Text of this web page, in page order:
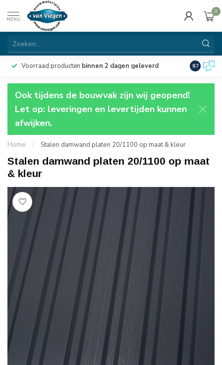
MENU
0
Voorraad producten binnen 2 dagen geleverd 8.7
Ook tijdens de bouwvak zijn wij geopend!
Let op: leveringen en levertijden kunnen
afwijken.
Home / Stalen damwand platen 20/1100 op maat & kleur
Stalen damwand platen 20/1100 op maat
& kleur